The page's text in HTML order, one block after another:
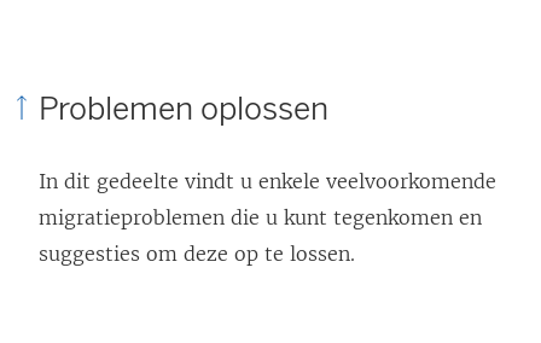
Problemen oplossen
In dit gedeelte vindt u enkele veelvoorkomende
migratieproblemen die u kunt tegenkomen en
suggesties om deze op te lossen.